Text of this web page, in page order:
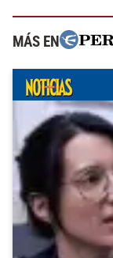
MÁS EN